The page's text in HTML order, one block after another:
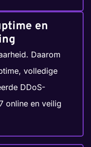
en
Daarom
volledige
DDoS-
online en veilig